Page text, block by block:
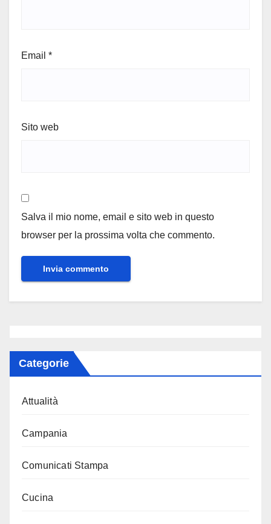
Email *
Sito web
Salva il mio nome, email e sito web in questo
browser per la prossima volta che commento.
Categorie
Attualità
Campania
Comunicati Stampa
Cucina